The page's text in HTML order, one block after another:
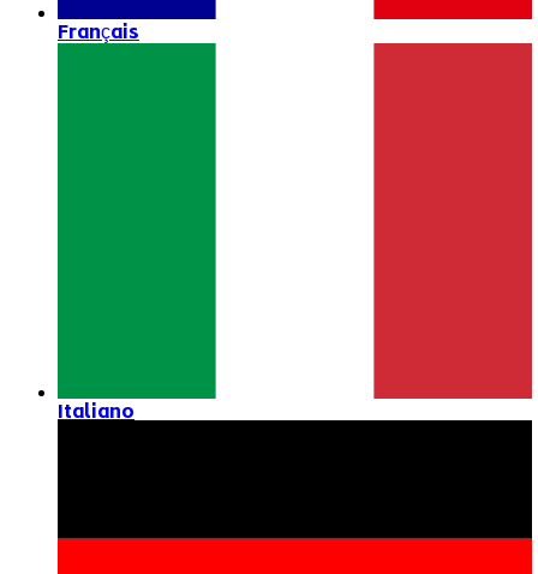
Français
Italiano